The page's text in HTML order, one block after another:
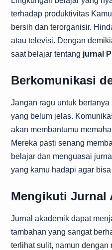
terhadap produktivitas
bersih dan terorganisir.
atau televisi. Dengan
saat belajar tentang jurnal
Berkomunikasi
Jangan ragu untuk
yang belum jelas.
akan membantumu
Mereka pasti senang
belajar dan menguasai
yang kamu hadapi agar
Mengikuti Jurnal
Jurnal akademik dapat
tambahan yang sangat
terlihat sulit, namun dengan